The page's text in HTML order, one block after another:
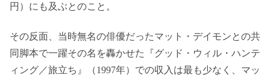
円）にも及ぶとのこと。
その反面、当時無名の俳優だったマット・デイモンとの共
同脚本で一躍その名を轟かせた『グッド・ウィル・ハンテ
ィング／旅立ち』（1997年）での収入は最も少なく、マッ